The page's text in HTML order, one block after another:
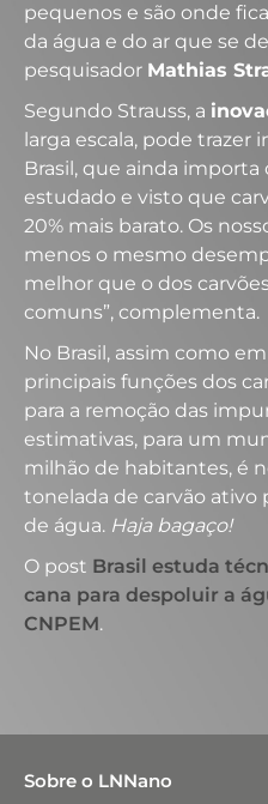
pequenos e são onde
da água e do ar que se
pesquisador Mathias
Segundo Strauss, a
larga escala, pode
Brasil, que ainda importa
estudado e visto que
20% mais barato. Os
menos o mesmo
melhor que o dos
comuns”, complementa.
No Brasil, assim como
principais funções dos
para a remoção das
estimativas, para um
milhão de habitantes, é
tonelada de carvão ativo
de água. Haja bagaço!
O post Brasil estuda
cana para despoluir a
CNPEM.
Sobre o LNNano